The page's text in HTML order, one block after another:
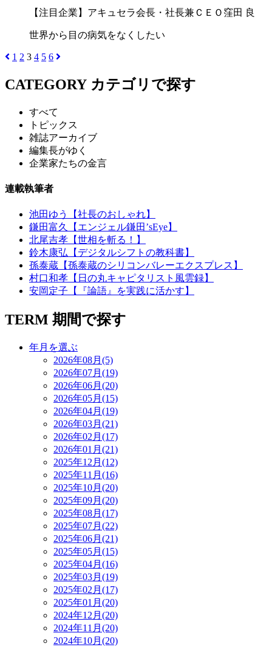
【注目企業】アキュセラ会長・社長兼ＣＥＯ窪田 良
世界から目の病気をなくしたい
1 2 3 4 5 6
CATEGORY カテゴリで探す
すべて
トピックス
雑誌アーカイブ
編集長がゆく
企業家たちの金言
連載執筆者
池田ゆう【社長のおしゃれ】
鎌田富久【エンジェル鎌田’sEye】
北尾吉孝【世相を斬る！】
鈴木康弘【デジタルシフトの教科書】
孫泰蔵【孫泰蔵のシリコンバレーエクスプレス】
村口和孝【日の丸キャピタリスト風雲録】
安岡定子【『論語』を実践に活かす】
TERM 期間で探す
年月を選ぶ
2026年08月(5)
2026年07月(19)
2026年06月(20)
2026年05月(15)
2026年04月(19)
2026年03月(21)
2026年02月(17)
2026年01月(21)
2025年12月(12)
2025年11月(16)
2025年10月(20)
2025年09月(20)
2025年08月(17)
2025年07月(22)
2025年06月(21)
2025年05月(15)
2025年04月(16)
2025年03月(19)
2025年02月(17)
2025年01月(20)
2024年12月(20)
2024年11月(20)
2024年10月(20)